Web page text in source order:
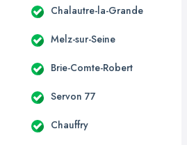
Chalautre-la-Grande
Melz-sur-Seine
Brie-Comte-Robert
Servon 77
Chauffry